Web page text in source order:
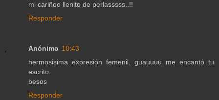
mi cariñoo llenito de perlasssss..!!
Responder
Anónimo 18:43
hermosisima expresión femenil. guauuuu me encantó tu
escrito.
besos
Responder